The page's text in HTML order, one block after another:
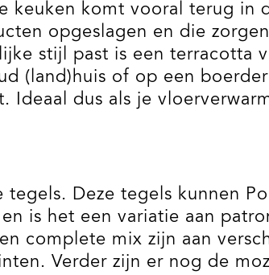
keuken komt vooral terug in
opgeslagen en die
stijl past is een terracotta
(land)huis of op een
Ideaal dus als je
tegels. Deze tegels kunnen
is het een variatie aan
complete mix zijn aan
Verder zijn er nog de